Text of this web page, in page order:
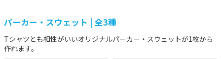
パーカー・スウェット | 全3種
Tシャツとも相性がいいオリジナルパーカー・スウェットが1枚から
作れます。